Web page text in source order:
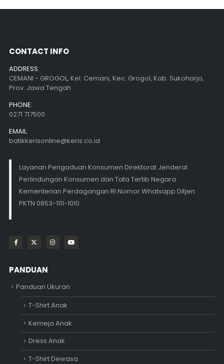
CONTACT INFO
ADDRESS:
CEMANI - GROGOL, Kel. Cemani, Kec. Grogol, Kab. Sukoharjo,
Prov. Jawa Tengah
PHONE:
0271 717500
EMAIL:
batikkerisonline@keris.co.id
Layanan Pengaduan Konsumen Direktorat Jenderal
Perlindungan Konsumen dan Tata Tertib Negara
Kementerian Perdagangan RI Nomor Whatsapp Ditjen
PKTN 0853-1111-1010
PANDUAN
Panduan Ukuran
T-Shirt Anak
Kemeja Anak
Dress Anak
T-Shirt Dewasa